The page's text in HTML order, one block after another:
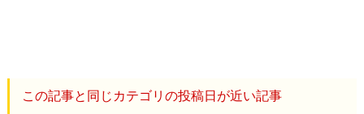
この記事と同じカテゴリの投稿日が近い記事